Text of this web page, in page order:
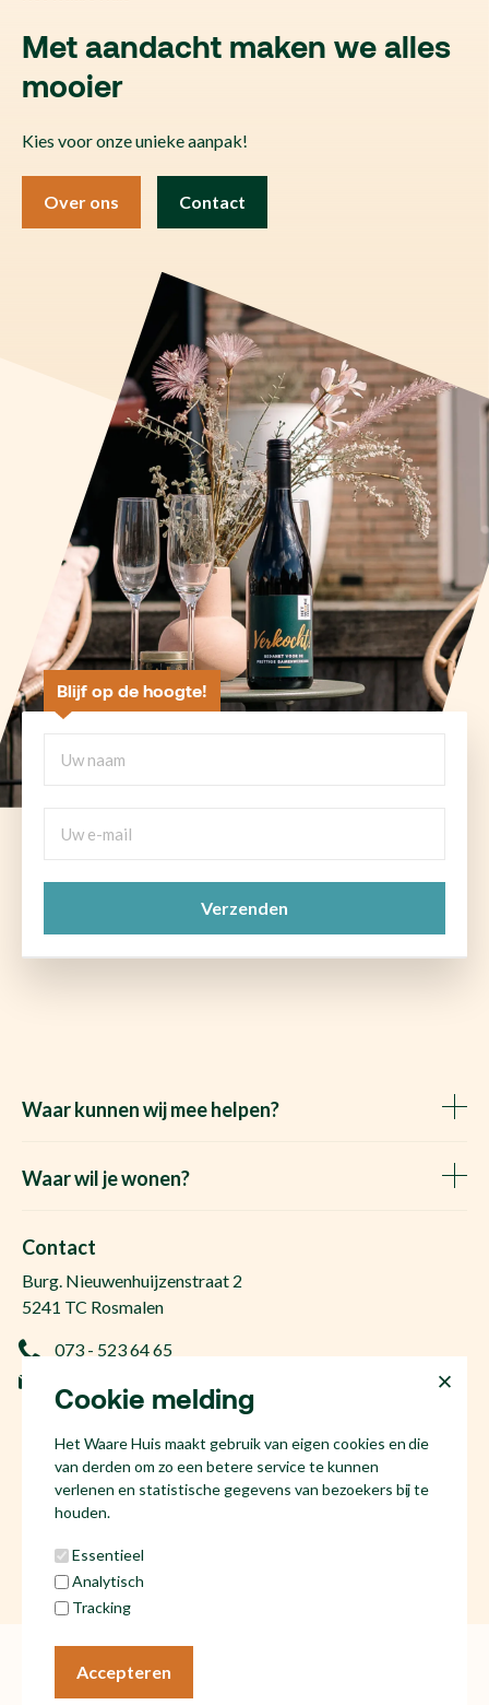
Met aandacht maken we alles
mooier
Kies voor onze unieke aanpak!
Over ons Contact
Blijf op de hoogte!
naam
Cookie melding
Het Waare Huis maakt gebruik van eigen cookies en die
van derden om zo een betere service te kunnen
verlenen en statistische gegevens van bezoekers bij te
houden.
Essentieel
Analytisch
Tracking
Accepteren
Waar kunnen wij mee helpen?
Het Waare Huis zoekt
Vraag de kosten op
Ervaringen
Taxatie
Waar wil je wonen?
Makelaar Den Bosch
Huis kopen Nuland
Huis kopen Berlicum
Huis kopen Kruisstraat
Huis kopen Rosmalen
Huis verkopen Den Bosch
Contact
Burg. Nieuwenhuijzenstraat 2
5241 TC Rosmalen
073 - 523 64 65
NL81 53.60.447.B01
Social media
Algemene voorwaarden